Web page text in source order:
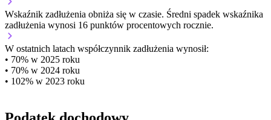
Wskaźnik zadłużenia obniża się w czasie. Średni spadek wskaźnika
zadłużenia wynosi 16 punktów procentowych rocznie.
W ostatnich latach współczynnik zadłużenia wynosił:
• 70% w 2025 roku
• 70% w 2024 roku
• 102% w 2023 roku